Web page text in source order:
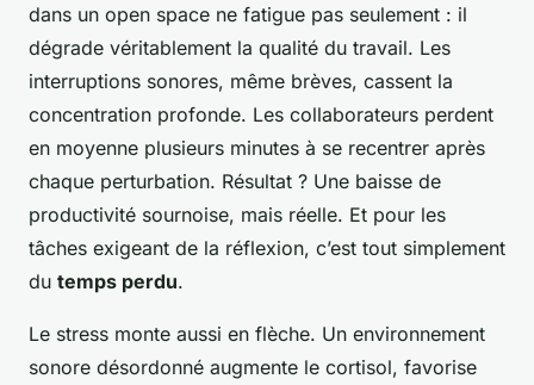
dans un open space ne fatigue pas seulement : il
dégrade véritablement la qualité du travail. Les
interruptions sonores, même brèves, cassent la
concentration profonde. Les collaborateurs perdent
en moyenne plusieurs minutes à se recentrer après
chaque perturbation. Résultat ? Une baisse de
productivité sournoise, mais réelle. Et pour les
tâches exigeant de la réflexion, c’est tout simplement
du temps perdu.
Le stress monte aussi en flèche. Un environnement
sonore désordonné augmente le cortisol, favorise